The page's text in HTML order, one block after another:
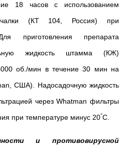
18 часов с использованием
(КТ 104, Россия) при
приготовления препарата
жидкость штамма (КЖ)
об./мин в течение 30 мин на
США). Надосадочную жидкость
через Whatman фильтры
при температуре минус 20°С.
и противовирусной